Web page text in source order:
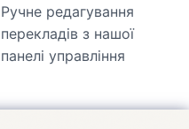
Ручне редагування
перекладів з нашої
панелі управління